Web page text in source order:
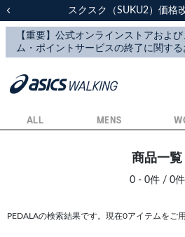
スクスク（SUKU2）価格
配送に関するお
スクスク（SUKU2）価格
配送に関するお
ALL MENS
商品一覧
0 - 0件 / 0件
PEDALAの検索結果です。現在0アイテムをご